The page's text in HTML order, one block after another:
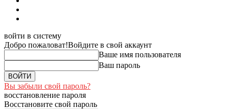
войти в систему
Добро пожаловат!Войдите в свой аккаунт
Ваше имя пользователя
Ваш пароль
Вы забыли свой пароль?
восстановление пароля
Восстановите свой пароль